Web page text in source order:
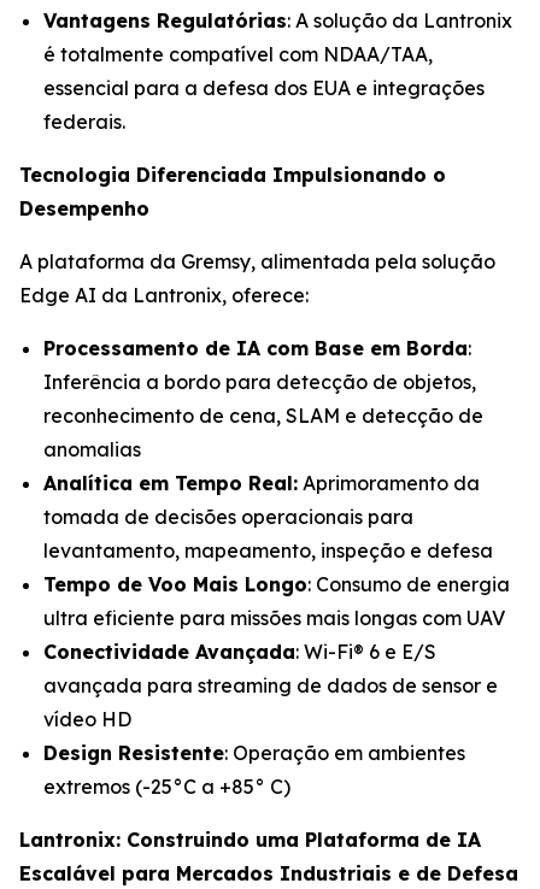
Vantagens Regulatórias: A solução da Lantronix
é totalmente compatível com NDAA/TAA,
essencial para a defesa dos EUA e integrações
federais.
Tecnologia Diferenciada Impulsionando o
Desempenho
A plataforma da Gremsy, alimentada pela solução
Edge AI da Lantronix, oferece:
Processamento de IA com Base em Borda:
Inferência a bordo para detecção de objetos,
reconhecimento de cena, SLAM e detecção de
anomalias
Analítica em Tempo Real: Aprimoramento da
tomada de decisões operacionais para
levantamento, mapeamento, inspeção e defesa
Tempo de Voo Mais Longo: Consumo de energia
ultra eficiente para missões mais longas com UAV
Conectividade Avançada: Wi-Fi® 6 e E/S
avançada para streaming de dados de sensor e
vídeo HD
Design Resistente: Operação em ambientes
extremos (-25°C a +85° C)
Lantronix: Construindo uma Plataforma de IA
Escalável para Mercados Industriais e de Defesa